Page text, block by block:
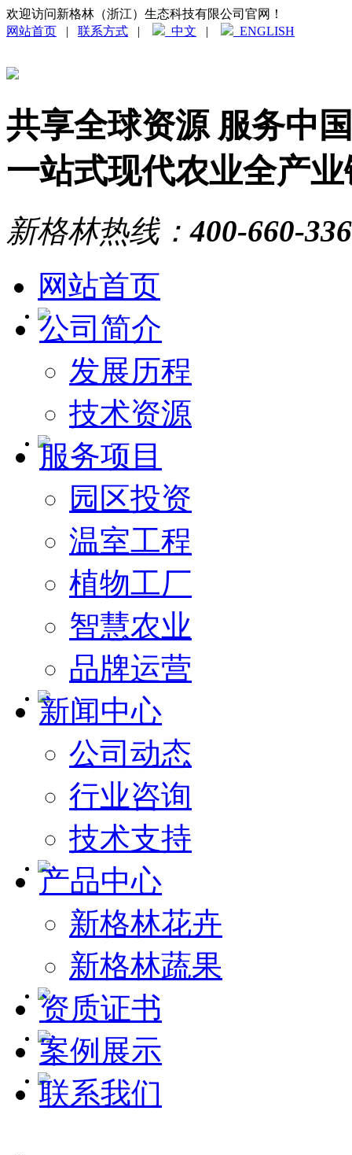
欢迎访问新格林（浙江）生态科技有限公司官网！
网站首页 | 联系方式 | 中文 | ENGLISH
共享全球资源 服务中
一站式现代农业全产
新格林热线：400-660-
网站首页
公司简介
发展历程
技术资源
服务项目
园区投资
温室工程
植物工厂
智慧农业
品牌运营
新闻中心
公司动态
行业咨询
技术支持
产品中心
新格林花卉
新格林蔬果
资质证书
案例展示
联系我们